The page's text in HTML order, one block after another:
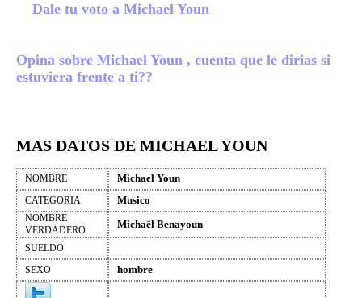
Dale tu voto a Michael Youn
Opina sobre Michael Youn , cuenta que le dirias si
estuviera frente a ti??
MAS DATOS DE MICHAEL YOUN
NOMBRE Michael Youn
CATEGORIA Musico
NOMBRE
VERDADERO
Michaël Benayoun
SUELDO
SEXO
hombre